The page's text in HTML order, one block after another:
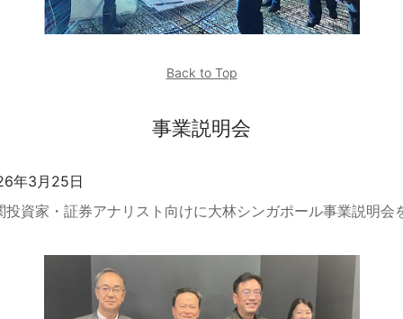
Back to Top
事業説明会
年3月25日
投資家・証券アナリスト向けに大林シンガポール事業説明会